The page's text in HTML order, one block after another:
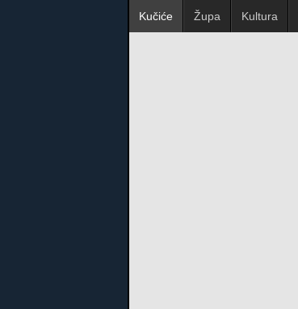
Kučiće Župa Kultura